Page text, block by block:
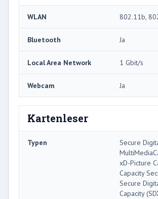
WLAN 802.11b,
Bluetooth Ja
Local Area Network 1 Gbit/s
Webcam Ja
Kartenleser
Typen
Secure
xD-Picture
Capacity
Secure
Capacity